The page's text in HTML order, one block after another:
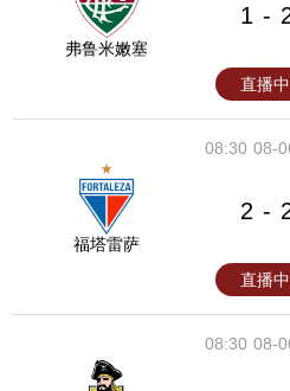
弗鲁米嫩塞
1 -
直播中
08-
08:30
福塔雷萨
2 -
直播中
08-
08:30